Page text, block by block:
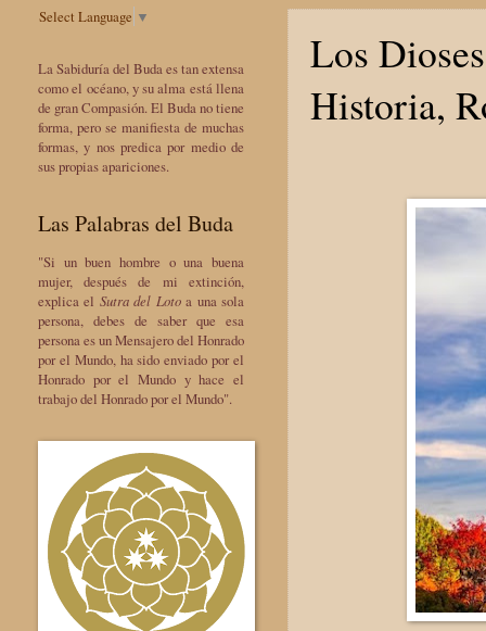
Los
Historia,
Select Language ▼
La Sabiduría del Buda es tan extensa
como el océano, y su alma está llena
de gran Compasión. El Buda no tiene
forma, pero se manifiesta de muchas
formas, y nos predica por medio de
sus propias apariciones.
Las Palabras del Buda
"Si un buen hombre o una buena
mujer, después de mi extinción,
explica el Sutra del Lotoa una sola
persona, debes de saber que esa
persona es un Mensajero del Honrado
por el Mundo, ha sido enviado por el
Honrado por el Mundo y hace el
trabajo del Honrado por el Mundo".